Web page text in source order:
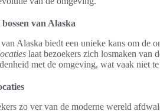
van Alaska
Alaska biedt een unieke kans om de
laat bezoekers zich losmaken van
met de omgeving, wat vaak niet
zo ver van de moderne wereld